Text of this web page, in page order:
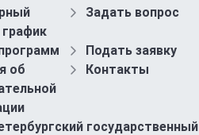
Задать вопрос
Подать заявку
об
Контакты
государственный